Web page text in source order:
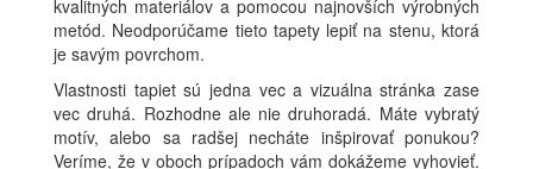
kvalitných materiálov a pomocou najnovších výrobných
metód. Neodporúčame tieto tapety lepiť na stenu, ktorá
je savým povrchom.
Vlastnosti tapiet sú jedna vec a vizuálna stránka zase
vec druhá. Rozhodne ale nie druhoradá. Máte vybratý
motív, alebo sa radšej necháte inšpirovať ponukou?
Veríme, že v oboch prípadoch vám dokážeme vyhovieť.